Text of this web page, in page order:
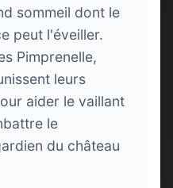
sommeil dont le
peut l'éveiller.
Pimprenelle,
leurs
aider le vaillant
le
du château